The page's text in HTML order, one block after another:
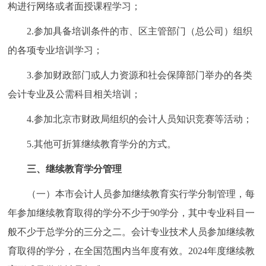
构进行网络或者面授课程学习；
2.参加具备培训条件的市、区主管部门（总公司）组织
的各项专业培训学习；
3.参加财政部门或人力资源和社会保障部门举办的各类
会计专业及公需科目相关培训；
4.参加北京市财政局组织的会计人员知识竞赛等活动；
5.其他可折算继续教育学分的方式。
三、继续教育学分管理
（一）本市会计人员参加继续教育实行学分制管理，每
年参加继续教育取得的学分不少于90学分，其中专业科目一
般不少于总学分的三分之二。会计专业技术人员参加继续教
育取得的学分，在全国范围内当年度有效。2024年度继续教